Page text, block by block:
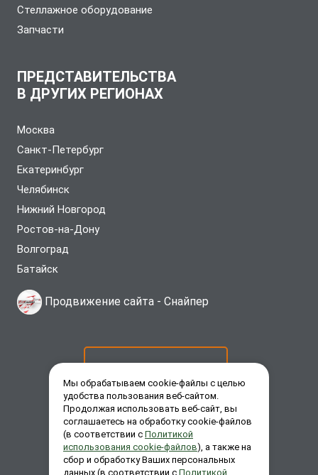
Стеллажное оборудование
Запчасти
ПРЕДСТАВИТЕЛЬСТВА
В ДРУГИХ РЕГИОНАХ
Москва
Санкт-Петербург
Екатеринбург
Челябинск
Нижний Новгород
Ростов-на-Дону
Волгоград
Батайск
Продвижение сайта - Снайпер
ЗАКАЗАТЬ ЗВОНОК
Мы обрабатываем cookie-файлы с целью
удобства пользования веб-сайтом.
Продолжая использовать веб-сайт, вы
соглашаетесь на обработку cookie-файлов
(в соответствии с Политикой
использования cookie-файлов), а также на
сбор и обработку Ваших персональных
данных (в соответствии с Политикой